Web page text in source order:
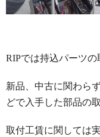
RIPでは持込パーツの
新品、中古に関わら
どで入手した部品の
取付工賃に関しては